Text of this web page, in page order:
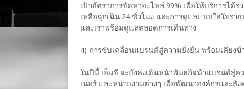
เป้าอัตราการจัดหาอะไหล่ 99% เพื่อให้บริการได้
เหลือฉุกเฉิน 24 ชั่วโมง และการดูแลแบบใส่ใจร
และเราพร้อมดูแลตลอดการเดินทาง
4) การขับเคลื่อนแบรนด์สู่ความยั่งยืน พร้อมเคียงข้
ในปีนี้ เอ็มจี จะยังคงเดินหน้าพันธกิจนำแบรนด์สู่
เนอร์ และหน่วยงานต่างๆ เพื่อพัฒนาองค์กรและสั